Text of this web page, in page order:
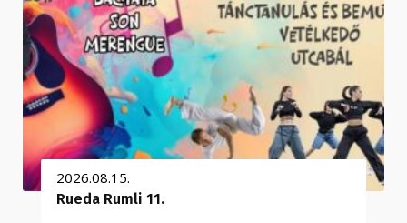
2026.08.15.
Rueda Rumli 11.